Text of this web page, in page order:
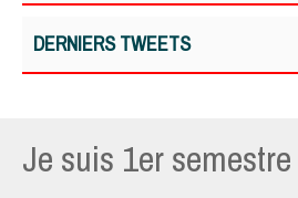
DERNIERS TWEETS
Je suis 1er semestre